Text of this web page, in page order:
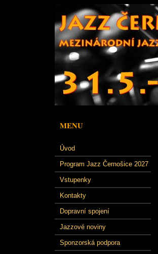
MENU
Úvod
Program Jazz Černošice 2027
Vstupenky
Kontakty
Dopravní spojení
Jazzové noviny
Sponzorská podpora